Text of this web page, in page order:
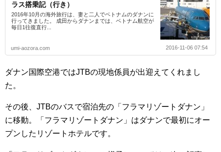
ラス搭乗記（行き）
2016年10月の海外旅行は、妻と二人でベトナムのダナンに
行ってきました。 成田からダナンまでは、ベトナム航空が
毎日1往復直行...
umi-aozora.com 2016-11-06 07:54
ダナン国際空港ではJTBの現地係員が出迎えてくれまし
た。
その後、JTBのバスで宿泊先の「フラマリゾートダナン」
に移動。「フラマリゾートダナン」はダナンで最初にオー
プンしたリゾートホテルです。